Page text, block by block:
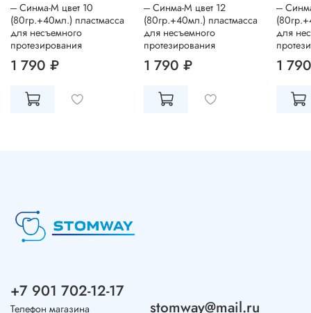
--- Синма-М цвет 10
(80гр.+40мл.) пластмасса
для несъемного
протезирования
1 790 ₽
--- Синма-М цвет 12
(80гр.+40мл.) пластмасса
для несъемного
протезирования
1 790 ₽
---
для
1
+7 901 702-12-17
Телефон магазина stomway@mail.ru